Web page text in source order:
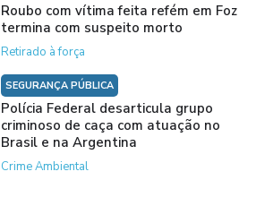
Roubo com vítima feita refém em Foz
termina com suspeito morto
Retirado à força
SEGURANÇA PÚBLICA
Polícia Federal desarticula grupo
criminoso de caça com atuação no
Brasil e na Argentina
Crime Ambiental